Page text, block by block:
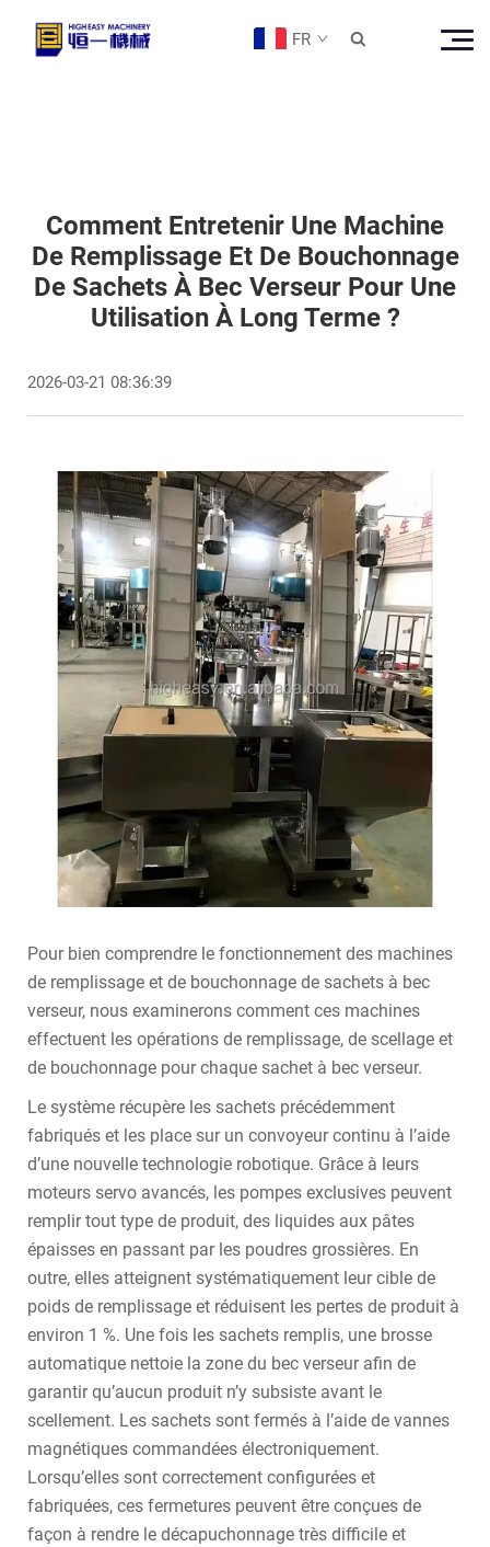
FR 
Comment Entretenir Une Machine
De Remplissage Et De Bouchonnage
De Sachets À Bec Verseur Pour Une
Utilisation À Long Terme ?
2026-03-21 08:36:39
Pour bien comprendre le fonctionnement des machines
de remplissage et de bouchonnage de sachets à bec
verseur, nous examinerons comment ces machines
effectuent les opérations de remplissage, de scellage et
de bouchonnage pour chaque sachet à bec verseur.
Le système récupère les sachets précédemment
fabriqués et les place sur un convoyeur continu à l’aide
d’une nouvelle technologie robotique. Grâce à leurs
moteurs servo avancés, les pompes exclusives peuvent
remplir tout type de produit, des liquides aux pâtes
épaisses en passant par les poudres grossières. En
outre, elles atteignent systématiquement leur cible de
poids de remplissage et réduisent les pertes de produit à
environ 1 %. Une fois les sachets remplis, une brosse
automatique nettoie la zone du bec verseur afin de
garantir qu’aucun produit n’y subsiste avant le
scellement. Les sachets sont fermés à l’aide de vannes
magnétiques commandées électroniquement.
Lorsqu’elles sont correctement configurées et
fabriquées, ces fermetures peuvent être conçues de
façon à rendre le décapuchonnage très difficile et